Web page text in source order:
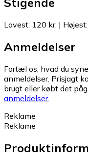
Lavest: 120 kr. | Højest:
Anmeldelser
Fortæl os, hvad du
anmeldelser. Prisjagt
brugt eller købt det
anmeldelser.
Reklame
Reklame